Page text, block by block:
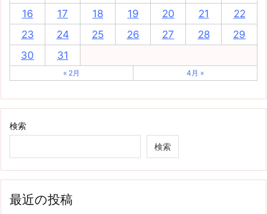
16
17 18 19 20 21
22
23
24 25 26 27 28
29
30
31
« 2月 4月 »
検索
検索
最近の投稿